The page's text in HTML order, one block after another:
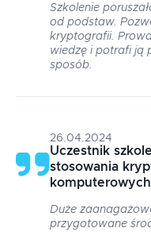
Szkolenie
od podstaw.
kryptografii.
wiedzę i potrafi ją
sposób.
26.04.2024
Uczestnik
stosowania
komputerowych
Duże
przygotowane